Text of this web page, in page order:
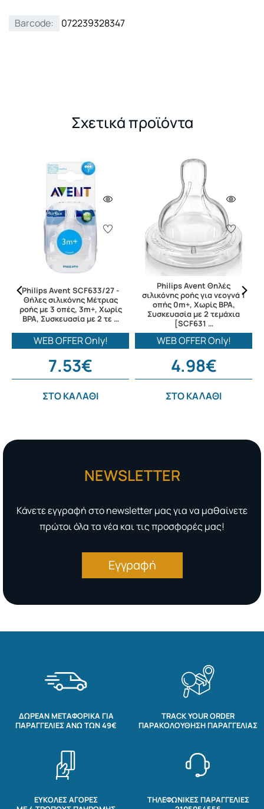
Barcode: 072239328347
Σχετικά προϊόντα
Philips Avent SCF633/27 -
Θήλες σιλικόνης Μέτριας
ροής με 3 οπές, 3m+, Χωρίς
BPA, Συσκευασία με 2 τε …
WEB OFFER Only!
7.53€
ΣΤΟ ΚΑΛΑΘΙ
Philips Avent Θηλές
σιλικόνης ροής για νεογνά 1
οπής 0m+, Χωρίς BPA,
Συσκευασία με 2 τεμάχια
[SCF631 …
WEB OFFER Only!
4.98€
ΣΤΟ ΚΑΛΑΘΙ
NEWSLETTER
Κάνετε εγγραφή στο newsletter μας για να μαθαίνετε
πρώτοι όλα τα νέα και τις προσφορές μας!
Εγγραφή
ΔΩΡΕΆΝ ΜΕΤΑΦΟΡΙΚΆ ΓΙΑ
ΠΑΡΑΓΓΕΛΊΕΣ ΆΝΩ ΤΩΝ 49€
TRACK YOUR ORDER
ΠΑΡΑΚΟΛΟΎΘΗΣΗ ΠΑΡΑΓΓΕΛΊΑΣ
ΕΥΚΟΛΕΣ ΑΓΟΡΕΣ
ΤΗΛΕΦΩΝΙΚΕΣ ΠΑΡΑΓΓΕΛΙΕΣ